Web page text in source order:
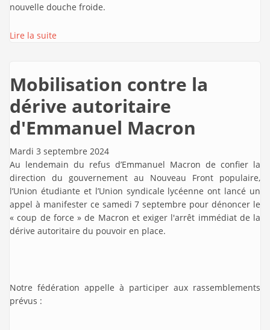
nouvelle douche froide.
Lire la suite
Mobilisation contre la
dérive autoritaire
d'Emmanuel Macron
Mardi 3 septembre 2024
Au lendemain du refus d’Emmanuel Macron de confier la
direction du gouvernement au Nouveau Front populaire,
l’Union étudiante et l’Union syndicale lycéenne ont lancé un
appel à manifester ce samedi 7 septembre pour dénoncer le
« coup de force » de Macron et exiger l'arrêt immédiat de la
dérive autoritaire du pouvoir en place.
Notre fédération appelle à participer aux rassemblements
prévus :